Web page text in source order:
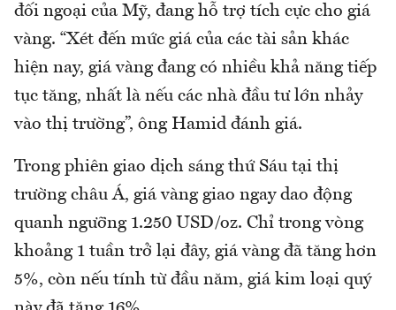
đối ngoại của Mỹ, đang hỗ trợ tích cực cho giá
vàng. “Xét đến mức giá của các tài sản khác
hiện nay, giá vàng đang có nhiều khả năng tiếp
tục tăng, nhất là nếu các nhà đầu tư lớn nhảy
vào thị trường”, ông Hamid đánh giá.
Trong phiên giao dịch sáng thứ Sáu tại thị
trường châu Á, giá vàng giao ngay dao động
quanh ngưỡng 1.250 USD/oz. Chỉ trong vòng
khoảng 1 tuần trở lại đây, giá vàng đã tăng hơn
5%, còn nếu tính từ đầu năm, giá kim loại quý